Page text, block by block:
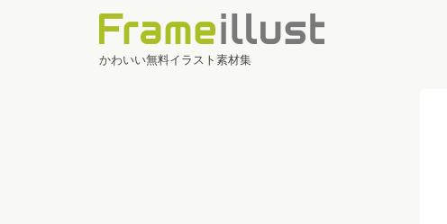
かわいい無料イラスト素材集